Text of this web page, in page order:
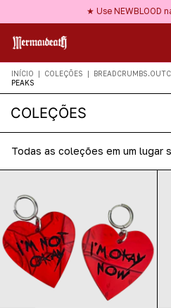
★ Use NEWBLOOD
★ Nossos acessórios são
INÍCIO | COLEÇÕES |
PEAKS
COLEÇÕES
Todas as coleções em um lugar